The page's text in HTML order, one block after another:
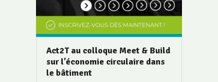
Act2T au colloque Meet & Build
sur l’économie circulaire dans
le bâtiment